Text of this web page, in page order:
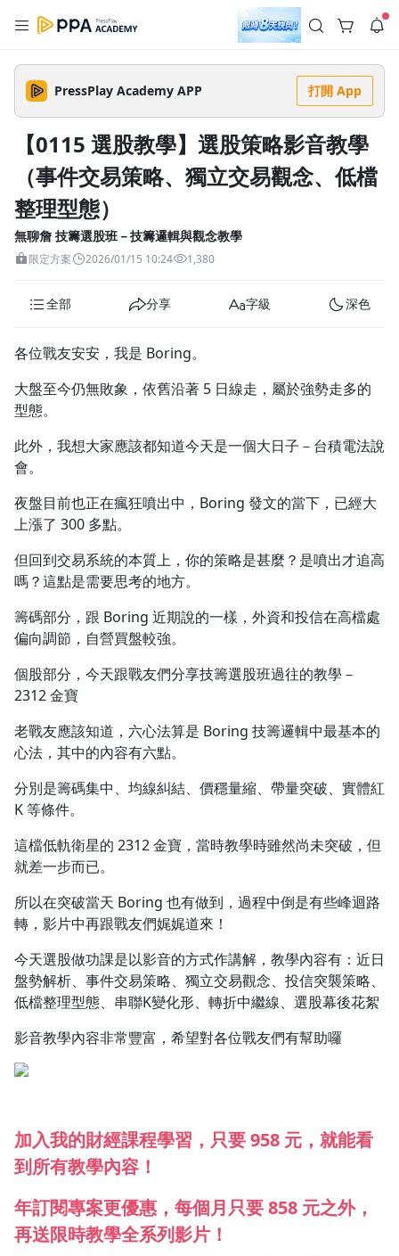
註冊領取 上千元優惠券！
公告
🌞 PPA 避暑津貼．冷氣房升級｜期間快閃活動
🥵 酷暑限時快閃｜單筆滿 NT$2,500 現折 NT$300、再贈最高
2% 點數回饋！🚀 酷暑來襲．偷偷在冷氣房升級 📈⭐️ 【冷氣房
進修 限時開跑】◾單筆滿 NT$2,500 現折 NT$300◾活動期間：
即日起 - 8/13（只有一週）-📣 酷暑季好康 \ 再加碼 /→ 點數回饋
無上限🔥購買任一課程 or 訂閱✅ 消費即享回饋 1% 點數✅ 滿
$5,000 回饋 2% 點數🎁 此為 PPA 官方帳號 Line@ 專屬活動，加
入好友👉 享有「渠道專屬活動」及「個人化推播」！
5 天前
查看全部
PressPlay Academy APP 打開 App
【0115 選股教學】選股策略影音教學
（事件交易策略、獨立交易觀念、低檔
整理型態）
無聊詹 技籌選股班－技籌邏輯與觀念教學
限定方案 2026/01/15 10:24 1,380
全部 分享 字級 深色
各位戰友安安，我是 Boring。
大盤至今仍無敗象，依舊沿著 5 日線走，屬於強勢走多的
型態。
此外，我想大家應該都知道今天是一個大日子－台積電法說
會。
夜盤目前也正在瘋狂噴出中，Boring 發文的當下，已經大
上漲了 300 多點。
但回到交易系統的本質上，你的策略是甚麼？是噴出才追高
嗎？這點是需要思考的地方。
籌碼部分，跟 Boring 近期說的一樣，外資和投信在高檔處
偏向調節，自營買盤較強。
個股部分，今天跟戰友們分享技籌選股班過往的教學－
2312 金寶
老戰友應該知道，六心法算是 Boring 技籌邏輯中最基本的
心法，其中的內容有六點。
分別是籌碼集中、均線糾結、價穩量縮、帶量突破、實體紅
K 等條件。
這檔低軌衛星的 2312 金寶，當時教學時雖然尚未突破，但
就差一步而已。
所以在突破當天 Boring 也有做到，過程中倒是有些峰迴路
轉，影片中再跟戰友們娓娓道來！
今天選股做功課是以影音的方式作講解，教學內容有：近日
盤勢解析、事件交易策略、獨立交易觀念、投信突襲策略、
低檔整理型態、串聯K變化形、轉折中繼線、選股幕後花絮
影音教學內容非常豐富，希望對各位戰友們有幫助囉
加入我的財經課程學習，只要 958 元， 就能看
到所有教學內容！
年訂閱專案更優惠，每個月只要 858 元之外，
再送限時教學全系列影片！
--:-- --:--
播放速度
1.75x
1.5x
1.25x
追蹤列表
沒有播放清單
返回播放器
清除全部